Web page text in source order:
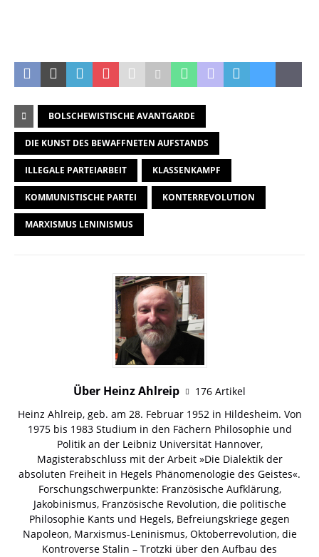
BOLSCHEWISTISCHE AVANTGARDE
DIE KUNST DES BEWAFFNETEN AUFSTANDS
ILLEGALE PARTEIARBEIT KLASSENKAMPF
KOMMUNISTISCHE PARTEI KONTERREVOLUTION
MARXISMUS LENINISMUS
Über Heinz Ahlreip
176 Artikel
Heinz Ahlreip, geb. am 28. Februar 1952 in Hildesheim. Von
1975 bis 1983 Studium in den Fächern Philosophie und
Politik an der Leibniz Universität Hannover,
Magisterabschluss mit der Arbeit »Die Dialektik der
absoluten Freiheit in Hegels Phänomenologie des Geistes«.
Forschungschwerpunkte: Französische Aufklärung,
Jakobinismus, Französische Revolution, die politische
Philosophie Kants und Hegels, Befreiungskriege gegen
Napoleon, Marxismus-Leninismus, Oktoberrevolution, die
Kontroverse Stalin – Trotzki über den Aufbau des